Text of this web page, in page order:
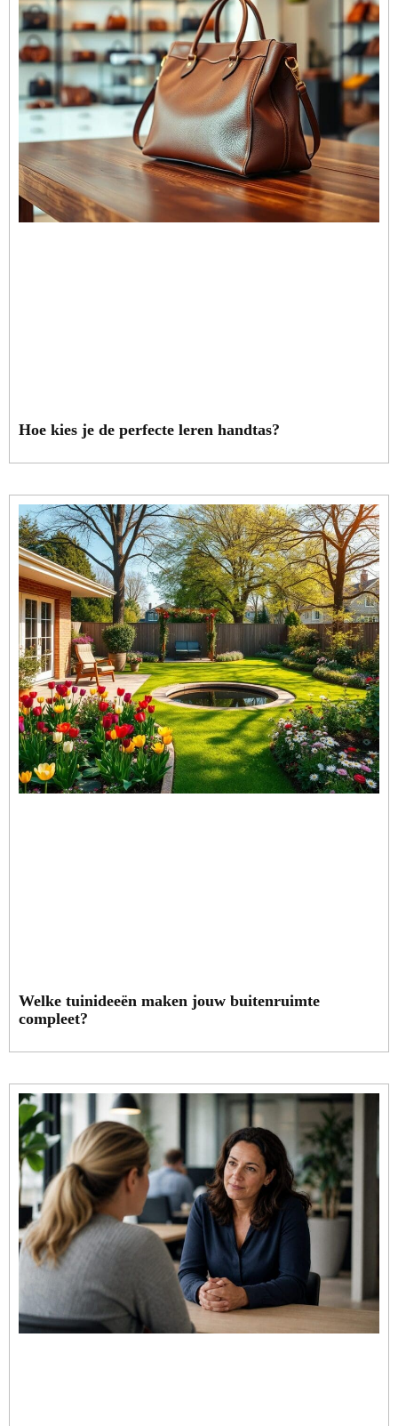
Hoe kies je de perfecte leren handtas?
Welke tuinideeën maken jouw buitenruimte
compleet?